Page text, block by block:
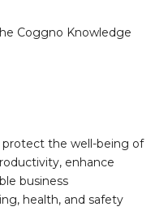
Coggno Knowledge
the well-being of
enhance
business
health, and safety